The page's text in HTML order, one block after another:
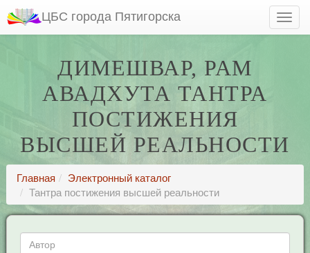
ЦБС города Пятигорска
ДИМЕШВАР, РАМ
АВАДХУТА ТАНТРА
ПОСТИЖЕНИЯ
ВЫСШЕЙ РЕАЛЬНОСТИ
Главная
Электронный каталог
Тантра постижения высшей реальности